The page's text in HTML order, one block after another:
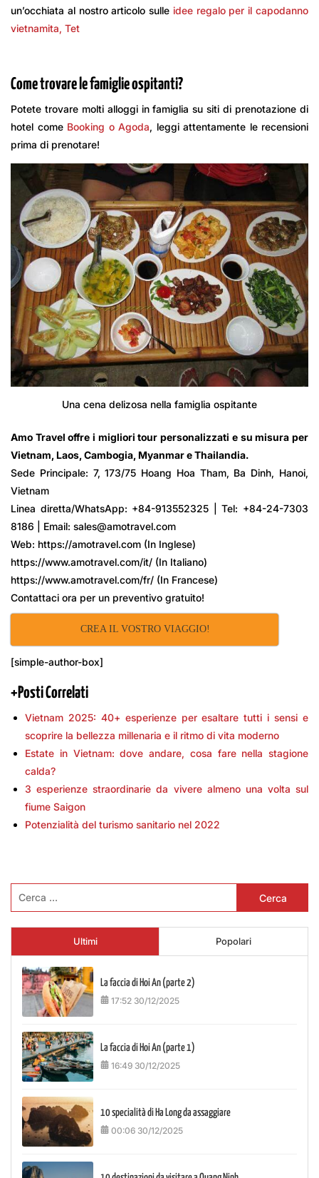
un’occhiata al nostro articolo sulle idee regalo per il capodanno
vietnamita, Tet
Come trovare le famiglie ospitanti?
Potete trovare molti alloggi in famiglia su siti di prenotazione di
hotel come Booking o Agoda, leggi attentamente le recensioni
prima di prenotare!
Una cena delizosa nella famiglia ospitante
Amo Travel offre i migliori tour personalizzati e su misura per
Vietnam, Laos, Cambogia, Myanmar e Thailandia.
Sede Principale: 7, 173/75 Hoang Hoa Tham, Ba Dinh, Hanoi,
Vietnam
Linea diretta/WhatsApp: +84-913552325 | Tel: +84-24-7303
8186 | Email: sales@amotravel.com
Web: https://amotravel.com (In Inglese)
https://www.amotravel.com/it/ (In Italiano)
https://www.amotravel.com/fr/ (In Francese)
Contattaci ora per un preventivo gratuito!
CREA IL VOSTRO VIAGGIO!
[simple-author-box]
+Posti Correlati
Vietnam 2025: 40+ esperienze per esaltare tutti i sensi e
scoprire la bellezza millenaria e il ritmo di vita moderno
Estate in Vietnam: dove andare, cosa fare nella stagione
calda?
3 esperienze straordinarie da vivere almeno una volta sul
fiume Saigon
Potenzialità del turismo sanitario nel 2022
per:
Ultimi Popolari
La faccia di Hoi An (parte 2)
17:52 30/12/2025
La faccia di Hoi An (parte 1)
16:49 30/12/2025
10 specialità di Ha Long da assaggiare
00:06 30/12/2025